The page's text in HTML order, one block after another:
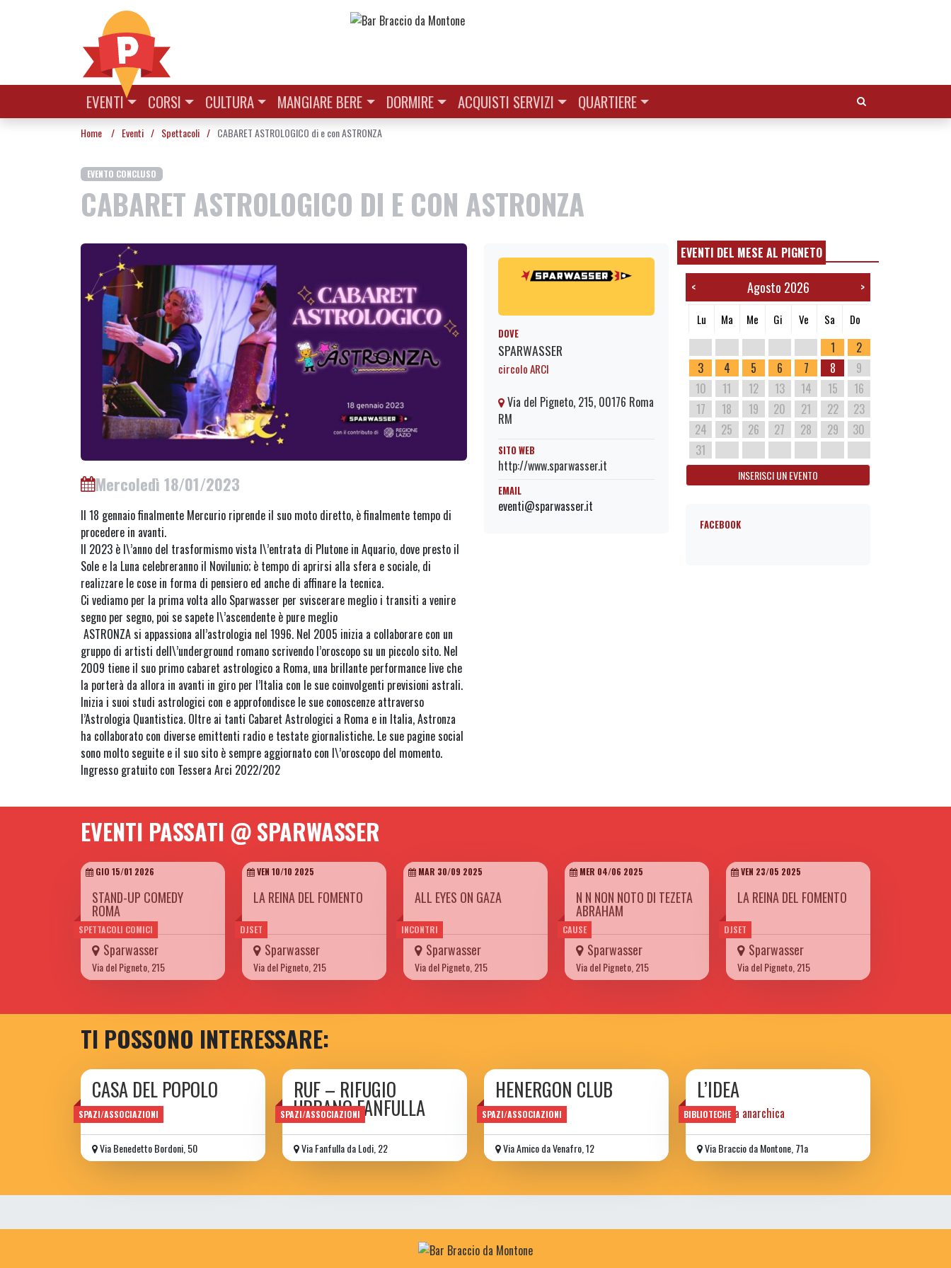
EVENTI CORSI CULTURA MANGIARE BERE DORMIRE ACQUISTI SERVIZI QUARTIERE Cerca:
Home / Eventi / Spettacoli / CABARET ASTROLOGICO di e con ASTRONZA
EVENTO CONCLUSO
CABARET ASTROLOGICO DI E CON ASTRONZA
Mercoledì 18/01/2023
Il 18 gennaio finalmente Mercurio riprende il suo moto diretto, è finalmente tempo di
procedere in avanti.
Il 2023 è l\’anno del trasformismo vista l\’entrata di Plutone in Aquario, dove presto il
Sole e la Luna celebreranno il Novilunio; è tempo di aprirsi alla sfera e sociale, di
realizzare le cose in forma di pensiero ed anche di affinare la tecnica.
Ci vediamo per la prima volta allo Sparwasser per sviscerare meglio i transiti a venire
segno per segno, poi se sapete l\’ascendente è pure meglio
ASTRONZA si appassiona all’astrologia nel 1996. Nel 2005 inizia a collaborare con un
gruppo di artisti dell\’underground romano scrivendo l’oroscopo su un piccolo sito. Nel
2009 tiene il suo primo cabaret astrologico a Roma, una brillante performance live che
la porterà da allora in avanti in giro per l’Italia con le sue coinvolgenti previsioni astrali.
Inizia i suoi studi astrologici con e approfondisce le sue conoscenze attraverso
l’Astrologia Quantistica. Oltre ai tanti Cabaret Astrologici a Roma e in Italia, Astronza
ha collaborato con diverse emittenti radio e testate giornalistiche. Le sue pagine social
sono molto seguite e il suo sito è sempre aggiornato con l\’oroscopo del momento.
Ingresso gratuito con Tessera Arci 2022/202
DOVE
SPARWASSER
circolo ARCI
Via del Pigneto, 215, 00176 Roma
RM
SITO WEB
http://www.sparwasser.it
EMAIL
eventi@sparwasser.it
EVENTI DEL MESE AL PIGNETO
< Agosto 2026 >
Lu Ma Me Gi Ve Sa Do
1
2
3
4 5 6 7 8
9
10
11 12 13 14 15
16
17
18 19 20 21 22
23
24
25 26 27 28 29
30
31
INSERISCI UN EVENTO
FACEBOOK
EVENTI PASSATI @ SPARWASSER
SPETTACOLI COMICI
GIO 15/01 2026
STAND-UP COMEDY
ROMA
Sparwasser
Via del Pigneto, 215
DJSET
VEN 10/10 2025
LA REINA DEL FOMENTO
Sparwasser
Via del Pigneto, 215
INCONTRI
MAR 30/09 2025
ALL EYES ON GAZA
Sparwasser
Via del Pigneto, 215
CAUSE
MER 04/06 2025
N N NON NOTO DI TEZETA
ABRAHAM
Sparwasser
Via del Pigneto, 215
DJSET
VEN 23/05 2025
LA REINA DEL FOMENTO
Sparwasser
Via del Pigneto, 215
TI POSSONO INTERESSARE:
SPAZI/ASSOCIAZIONI
CASA DEL POPOLO
di Torpignattara
Via Benedetto Bordoni, 50
SPAZI/ASSOCIAZIONI
RUF – RIFUGIO
URBANO FANFULLA
Via Fanfulla da Lodi, 22
SPAZI/ASSOCIAZIONI
HENERGON CLUB
Ass. Culturale
Via Amico da Venafro, 12
BIBLIOTECHE
L’IDEA
biblioteca anarchica
Via Braccio da Montone, 71a